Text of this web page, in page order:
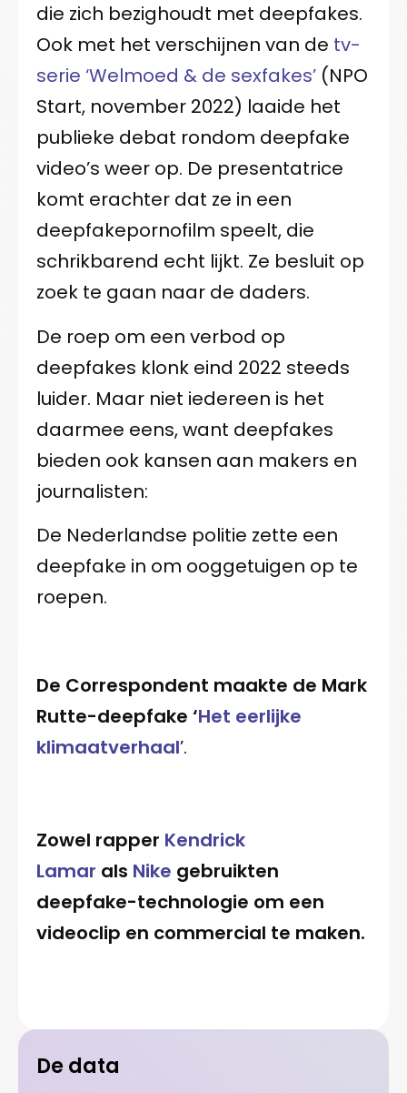
die zich bezighoudt met deepfakes.
Ook met het verschijnen van de tv-
serie ‘Welmoed & de sexfakes’ (NPO
Start, november 2022) laaide het
publieke debat rondom deepfake
video’s weer op. De presentatrice
komt erachter dat ze in een
deepfakepornofilm speelt, die
schrikbarend echt lijkt. Ze besluit op
zoek te gaan naar de daders.
De roep om een verbod op
deepfakes klonk eind 2022 steeds
luider. Maar niet iedereen is het
daarmee eens, want deepfakes
bieden ook kansen aan makers en
journalisten:
De Nederlandse politie zette een
deepfake in om ooggetuigen op te
roepen.
De Correspondent maakte de Mark
Rutte-deepfake ‘Het eerlijke
klimaatverhaal’.
Zowel rapper Kendrick
Lamar als Nike gebruikten
deepfake-technologie om een
videoclip en commercial te maken.
De data